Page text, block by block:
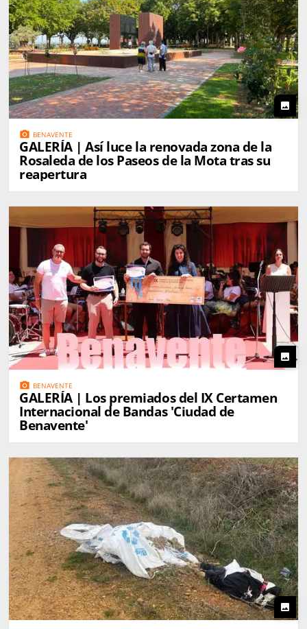
photo
photo_camera BENAVENTE
GALERÍA | Así luce la renovada zona de la
Rosaleda de los Paseos de la Mota tras su
reapertura
photo
photo_camera BENAVENTE
GALERÍA | Los premiados del IX Certamen
Internacional de Bandas 'Ciudad de
Benavente'
photo